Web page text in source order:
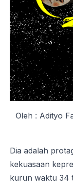
Oleh : Adityo
Dia adalah
kekuasaan
kurun waktu 34